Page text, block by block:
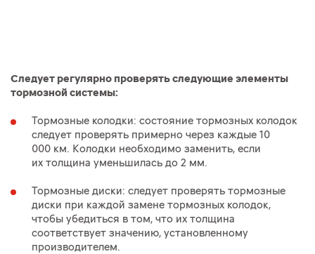
Следует регулярно проверять следующие элементы
тормозной системы:
Тормозные колодки: состояние тормозных колодок
следует проверять примерно через каждые 10
000 км. Колодки необходимо заменить, если
их толщина уменьшилась до 2 мм.
Тормозные диски: следует проверять тормозные
диски при каждой замене тормозных колодок,
чтобы убедиться в том, что их толщина
соответствует значению, установленному
производителем.